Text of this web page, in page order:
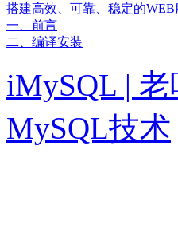
搭建高效、可靠、稳定的WEB
一、前言
二、编译安装
iMySQL |
MySQL技术